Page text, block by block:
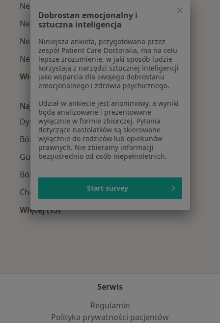
Neurochirurdzy Fabryczna
Neurochirurdzy Stare Miasto
Neurochirurdzy Śródmieście
Neurochirurdzy Psie Pole
Więcej (1)
Więcej w kategorii: Neurochirurdzy w pobliżu
Najczęście leczone choroby
Dyskopatia w Wrocławiu
Bóle kręgosłupa w Wrocławiu
Guzy mózgu w Wrocławiu
Ból pleców w Wrocławiu
Choroby kręgosłupa w Wrocławiu
Więcej (15)
Serwis
Regulamin
Polityka prywatności pacjentów
Dobrostan emocjonalny i
sztuczna inteligencja
Niniejsza ankieta, przygotowana przez
zespół Patient Care Doctoralia, ma na celu
lepsze zrozumienie, w jaki sposób ludzie
korzystają z narzędzi sztucznej inteligencji
jako wsparcia dla swojego dobrostanu
emocjonalnego i zdrowia psychicznego.
Udział w ankiecie jest anonimowy, a wyniki
będą analizowane i prezentowane
wyłącznie w formie zbiorczej. Pytania
dotyczące nastolatków są skierowane
wyłącznie do rodziców lub opiekunów
prawnych. Nie zbieramy informacji
bezpośrednio od osób niepełnoletnich.
Start survey